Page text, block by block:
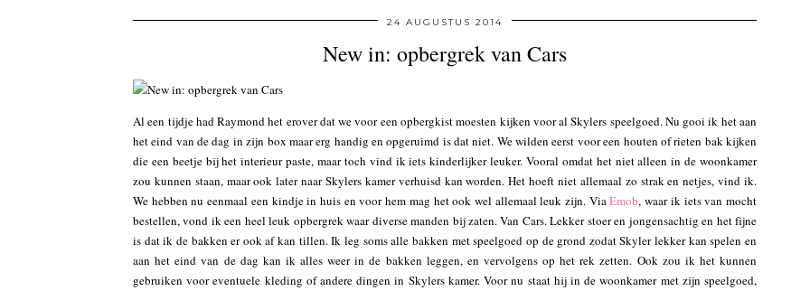
24 AUGUSTUS 2014
New in: opbergrek van Cars
Al een tijdje had Raymond het erover dat we voor een opbergkist moesten kijken voor al Skylers speelgoed. Nu gooi ik het aan
het eind van de dag in zijn box maar erg handig en opgeruimd is dat niet. We wilden eerst voor een houten of rieten bak kijken
die een beetje bij het interieur paste, maar toch vind ik iets kinderlijker leuker. Vooral omdat het niet alleen in de woonkamer
zou kunnen staan, maar ook later naar Skylers kamer verhuisd kan worden. Het hoeft niet allemaal zo strak en netjes, vind ik.
We hebben nu eenmaal een kindje in huis en voor hem mag het ook wel allemaal leuk zijn. ViaEmob, waar ik iets van mocht
bestellen, vond ik een heel leuk opbergrek waar diverse manden bij zaten. Van Cars. Lekker stoer en jongensachtig en het fijne
is dat ik de bakken er ook af kan tillen. Ik leg soms alle bakken met speelgoed op de grond zodat Skyler lekker kan spelen en
aan het eind van de dag kan ik alles weer in de bakken leggen, en vervolgens op het rek zetten. Ook zou ik het kunnen
gebruiken voor eventuele kleding of andere dingen in Skylers kamer. Voor nu staat hij in de woonkamer met zijn speelgoed,